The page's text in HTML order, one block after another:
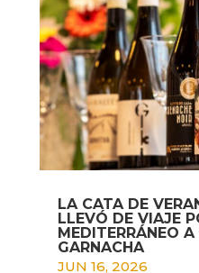
LA CATA DE
LLEVÓ DE VIAJE
MEDITERRÁNEO
GARNACHA
JUN 16, 2026